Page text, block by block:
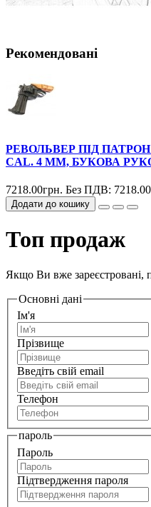
Рекомендовані
РЕВОЛЬВЕР ПІД ПАТРОН
CAL. 4 ММ, БУКОВА
7218.00грн. Без ПДВ:
Додати до кошику
Топ продаж
Якщо Ви вже зареєстровані,
Основні дані
Ім'я
Прізвище
Введіть свій email
Телефон
пароль
Пароль
Підтвердження пароля